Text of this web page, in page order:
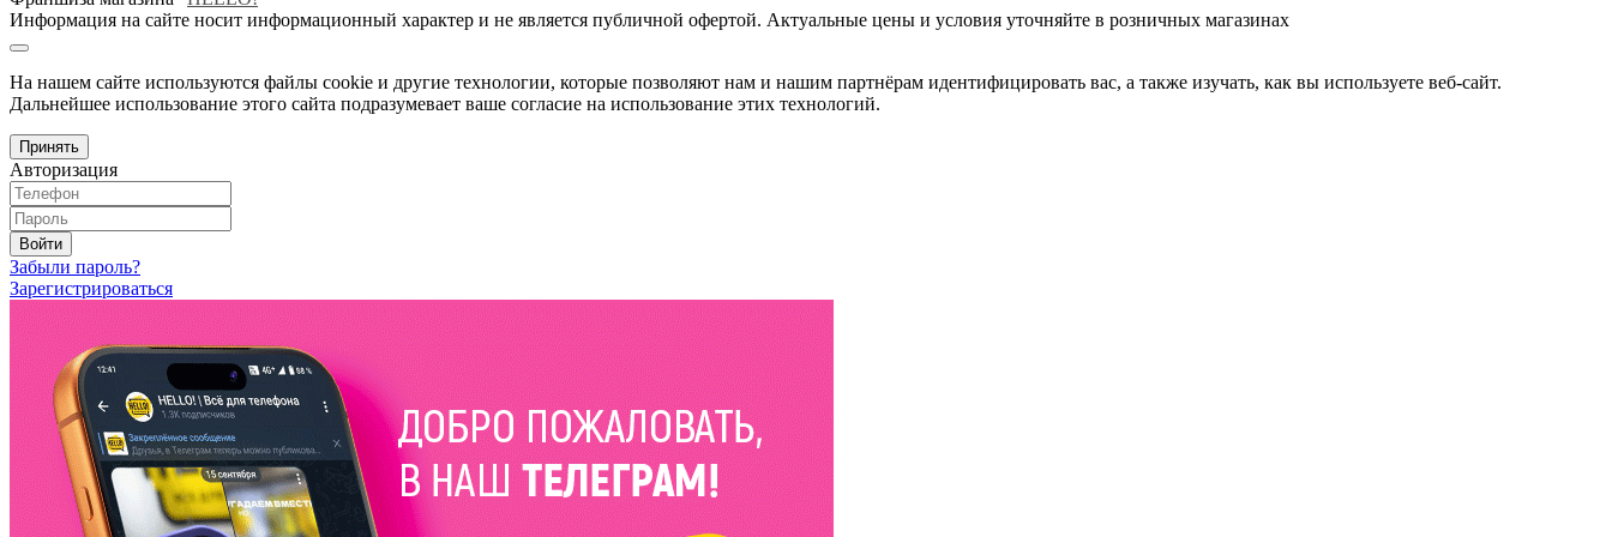
Информация на сайте носит информационный характер и не является публичной офертой. Актуальные цены и условия уточняйте в розничных магазинах
На нашем сайте используются файлы cookie и другие технологии, которые позволяют нам и нашим партнёрам идентифицировать вас, а также изучать, как вы используете веб-сайт.
Дальнейшее использование этого сайта подразумевает ваше согласие на использование этих технологий.
Принять
Авторизация
Войти
Забыли пароль?
Зарегистрироваться